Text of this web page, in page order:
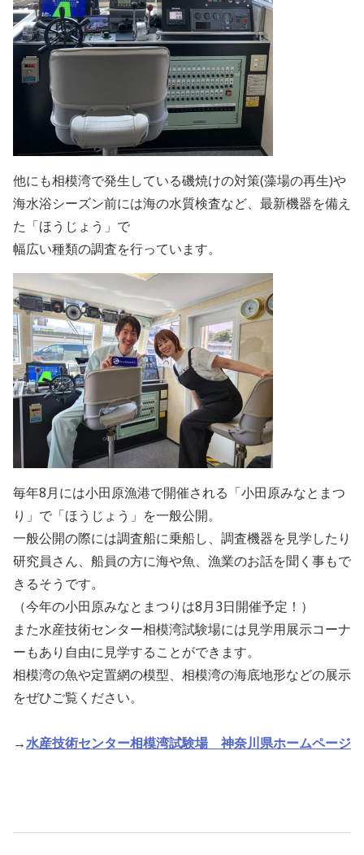
他にも相模湾で発生している磯焼けの対策(藻場の再生)や
海水浴シーズン前には海の水質検査など、最新機器を備え
た「ほうじょう」で
幅広い種類の調査を行っています。
毎年8月には小田原漁港で開催される「小田原みなとまつ
り」で「ほうじょう」を一般公開。
一般公開の際には調査船に乗船し、調査機器を見学したり
研究員さん、船員の方に海や魚、漁業のお話を聞く事もで
きるそうです。
（今年の小田原みなとまつりは8月3日開催予定！）
また水産技術センター相模湾試験場には見学用展示コーナ
ーもあり自由に見学することができます。
相模湾の魚や定置網の模型、相模湾の海底地形などの展示
をぜひご覧ください。
→水産技術センター相模湾試験場 神奈川県ホームページ